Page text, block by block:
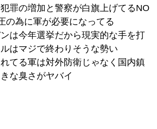
罪の増加と警察が白旗上げてるNO
の為に軍が必要になってる
は今年選挙だから現実的な手を打
はマジで終わりそうな勢い
てる軍は対外防衛じゃなく国内鎮
な臭さがヤバイ